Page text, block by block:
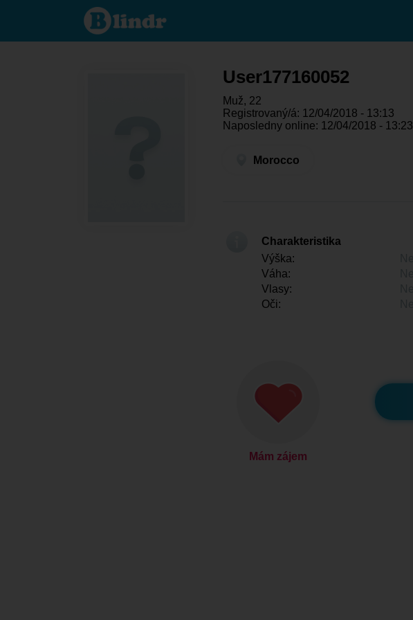
User177160052
- On hledá
někoho
User177160052
Muž, 22
Registrovaný/á: 12/04/2018 - 13:13
Naposledny online: 12/04/2018 - 13:23
Morocco
Charakteristika
Výška:
Váha:
Vlasy:
Oči:
Mám zájem